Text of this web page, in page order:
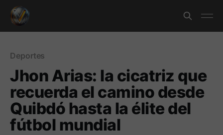
Deportes
Jhon Arias: la cicatriz que
recuerda el camino desde
Quibdó hasta la élite del
fútbol mundial